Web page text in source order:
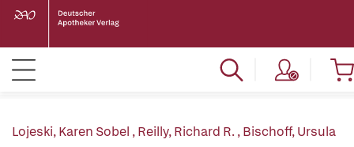
Lojeski, Karen Sobel ,Reilly, Richard R.,Bischoff, Ursula